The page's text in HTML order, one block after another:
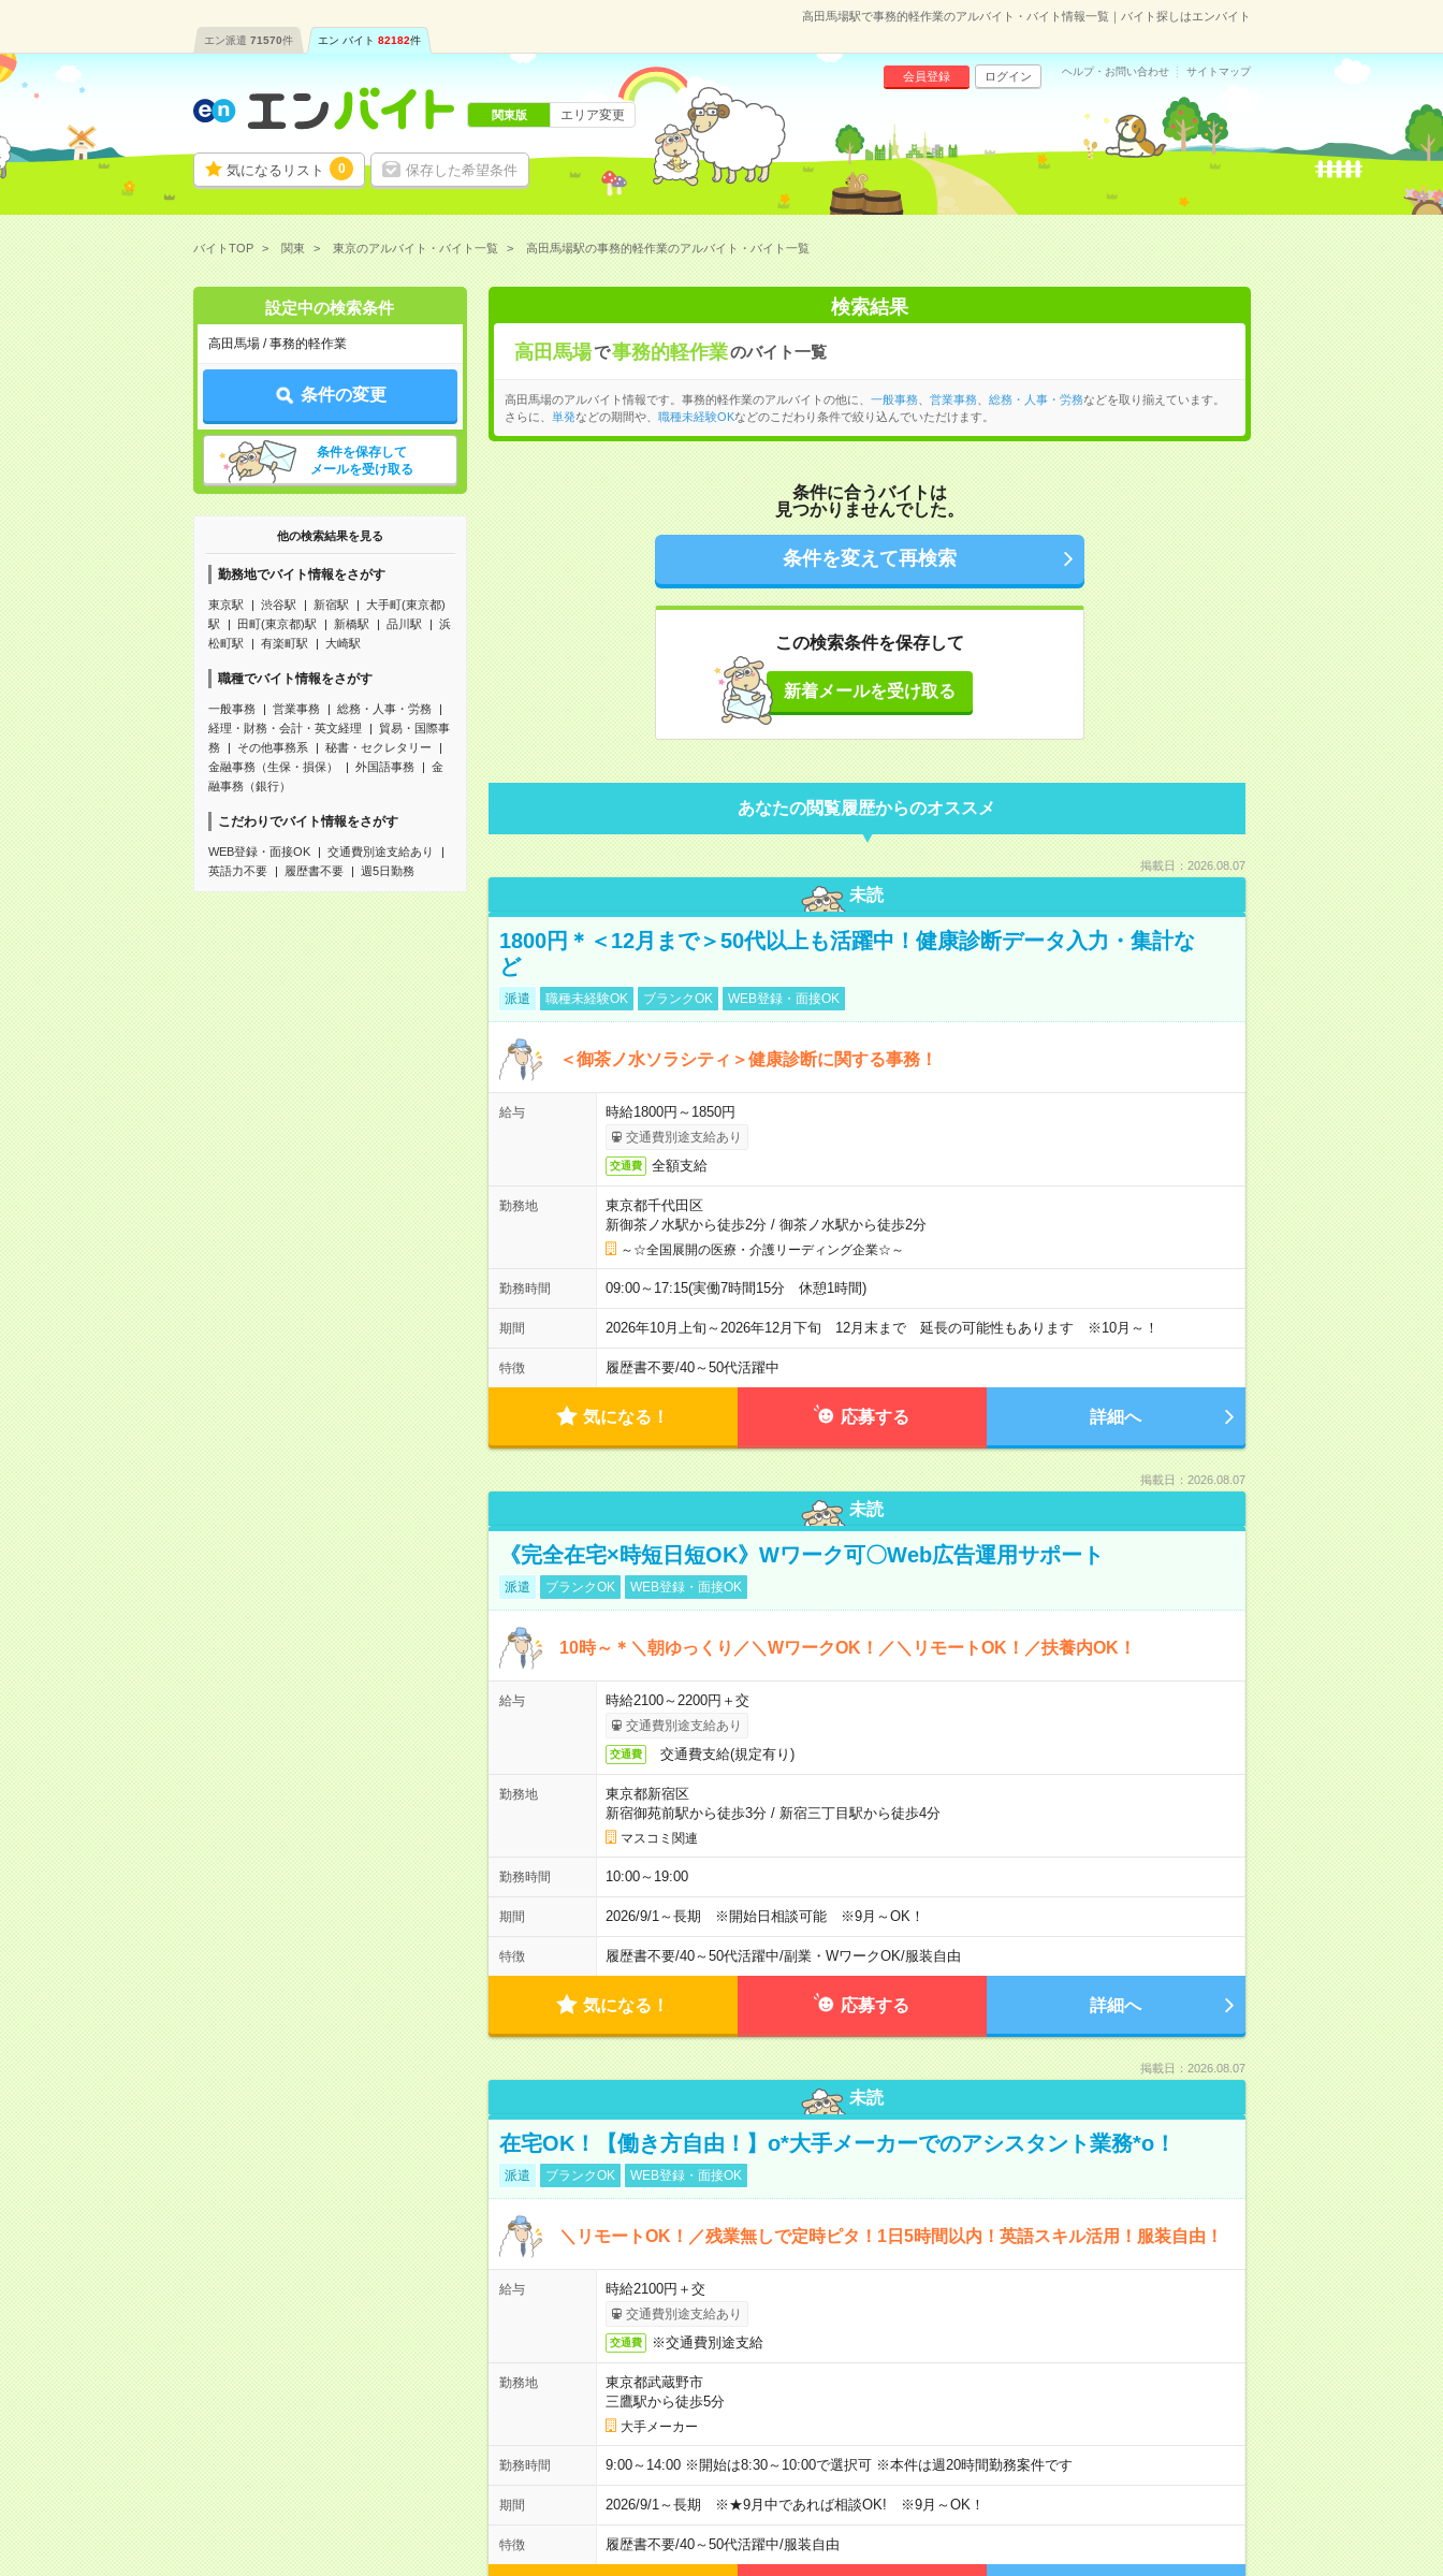
高田馬場駅で事務的軽作業のアルバイト・バイト情報一覧｜バイト探しはエンバイト
エン派遣 71570件 エン バイト 82182件
気になるリスト 0 保存した希望条件
会員登録 ログイン ヘルプ・お問い合わせ サイトマップ
関東版 エリア変更
バイトTOP 関東 東京のアルバイト・バイト一覧 高田馬場駅の事務的軽作業のアルバイト・バイト一覧
設定中の検索条件
高田馬場 / 事務的軽作業
条件の変更
条件を保存して
メールを受け取る
他の検索結果を見る
勤務地でバイト情報をさがす
東京駅 渋谷駅 新宿駅
大手町(東京都)
駅
田町(東京都)駅 新橋駅 品川駅
浜
松町駅
有楽町駅 大崎駅
職種でバイト情報をさがす
一般事務 営業事務
総務・人事・労務
経理・財務・会計・英文経理
貿易・国際事
務
その他事務系
秘書・セクレタリー
金融事務（生保・損保）
外国語事務
金
融事務（銀行）
こだわりでバイト情報をさがす
WEB登録・面接OK
交通費別途支給あり
英語力不要
履歴書不要 週5日勤務
検索結果
高田馬場で事務的軽作業のバイト一覧
高田馬場のアルバイト情報です。事務的軽作業のアルバイトの他に、 一般事務、 営業事務、 総務・人事・労務などを取り揃えています。
さらに、
単発などの期間や、 職種未経験OKなどのこだわり条件で絞り込んでいただけます。
条件に合うバイトは
見つかりませんでした。
条件を変えて再検索
この検索条件を保存して
新着メールを受け取る
あなたの閲覧履歴からのオススメ
掲載日：2026.08.07
未読
1800円＊＜12月まで＞50代以上も活躍中！健康診断データ入力・集計な
ど
派遣 職種未経験OK ブランクOK WEB登録・面接OK
＜御茶ノ水ソラシティ＞健康診断に関する事務！
給与 時給1800円～1850円
交通費別途支給あり
交通費 全額支給
勤務地
東京都千代田区
新御茶ノ水駅から徒歩2分/ 御茶ノ水駅から徒歩2分
～☆全国展開の医療・介護リーディング企業☆～
勤務時間 09:00～17:15(実働7時間15分 休憩1時間)
期間 2026年10月上旬～2026年12月下旬 12月末まで 延長の可能性もあります ※10月～！
特徴 履歴書不要/40～50代活躍中
気になる！ 応募する 詳細へ
掲載日：2026.08.07
未読
《完全在宅×時短日短OK》Wワーク可〇Web広告運用サポート
派遣 ブランクOK WEB登録・面接OK
10時～＊＼朝ゆっくり／＼WワークOK！／＼リモートOK！／扶養内OK！
給与 時給2100～2200円＋交
交通費別途支給あり
交通費 交通費支給(規定有り)
勤務地
東京都新宿区
新宿御苑前駅から徒歩3分/ 新宿三丁目駅から徒歩4分
マスコミ関連
勤務時間 10:00～19:00
期間 2026/9/1～長期 ※開始日相談可能 ※9月～OK！
特徴 履歴書不要/40～50代活躍中/副業・WワークOK/服装自由
気になる！ 応募する 詳細へ
掲載日：2026.08.07
未読
在宅OK！【働き方自由！】o*大手メーカーでのアシスタント業務*o！
派遣 ブランクOK WEB登録・面接OK
＼リモートOK！／残業無しで定時ピタ！1日5時間以内！英語スキル活用！服装自由！
給与 時給2100円＋交
交通費別途支給あり
交通費 ※交通費別途支給
勤務地
東京都武蔵野市
三鷹駅から徒歩5分
大手メーカー
勤務時間 9:00～14:00 ※開始は8:30～10:00で選択可 ※本件は週20時間勤務案件です
期間 2026/9/1～長期 ※★9月中であれば相談OK! ※9月～OK！
特徴 履歴書不要/40～50代活躍中/服装自由